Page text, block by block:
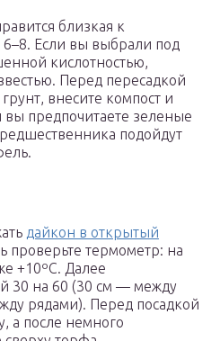
близкая к
6–8. Если вы выбрали под
кислотностью,
Перед пересадкой
внесите компост и
предпочитаете зеленые
подойдут
дайкон в открытый
проверьте термометр: на
+10ºC. Далее
30 на 60 (30 см — между
рядами). Перед посадкой
а после немного